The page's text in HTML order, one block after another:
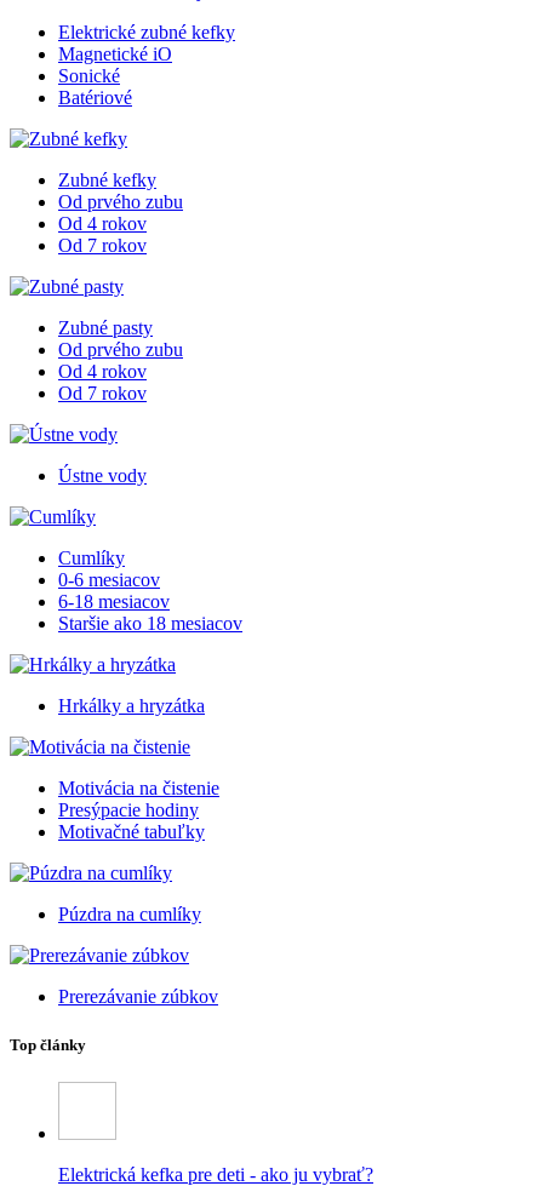
Elektrické zubné kefky
Magnetické iO
Sonické
Batériové
Zubné kefky
Od prvého zubu
Od 4 rokov
Od 7 rokov
Zubné pasty
Od prvého zubu
Od 4 rokov
Od 7 rokov
Ústne vody
Cumlíky
0-6 mesiacov
6-18 mesiacov
Staršie ako 18 mesiacov
Hrkálky a hryzátka
Motivácia na čistenie
Presýpacie hodiny
Motivačné tabuľky
Púzdra na cumlíky
Prerezávanie zúbkov
Top články
Elektrická kefka pre deti - ako ju vybrať?